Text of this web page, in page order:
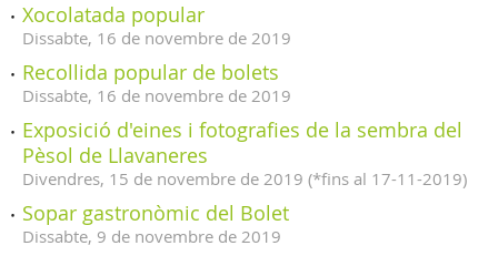
Xocolatada popular
Dissabte, 16 de novembre de 2019
Recollida popular de bolets
Dissabte, 16 de novembre de 2019
Exposició d'eines i fotografies de la sembra del
Pèsol de Llavaneres
Divendres, 15 de novembre de 2019 (*fins al 17-11-2019)
Sopar gastronòmic del Bolet
Dissabte, 9 de novembre de 2019